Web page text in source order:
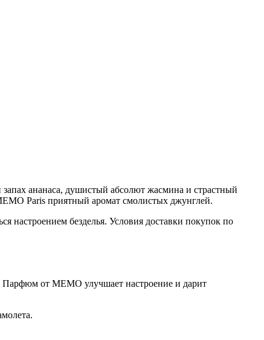
запах ананаса, душистый абсолют жасмина и страстный
Paris приятный аромат смолистых джунглей.
настроением безделья. Условия доставки покупок по
Парфюм от МЕМО улучшает настроение и дарит